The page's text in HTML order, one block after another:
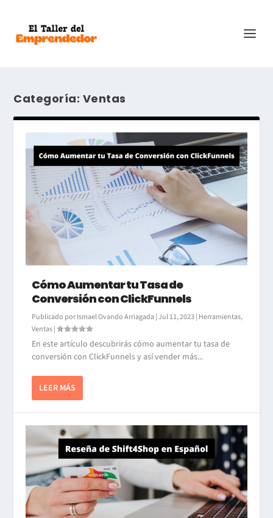
Categoría: Ventas
Cómo Aumentar tu Tasa de
Conversión con ClickFunnels
Publicado porIsmael Ovando Arriagada|Jul 11, 2023| Herramientas,
Ventas|
En este artículo descubrirás cómo aumentar tu tasa de
conversión con ClickFunnels y así vender más...
LEER MÁS